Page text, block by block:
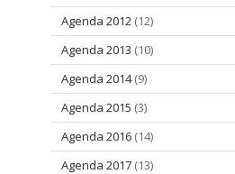
Agenda 2012 (12)
Agenda 2013 (10)
Agenda 2014(9)
Agenda 2015 (3)
Agenda 2016 (14)
Agenda 2017 (13)